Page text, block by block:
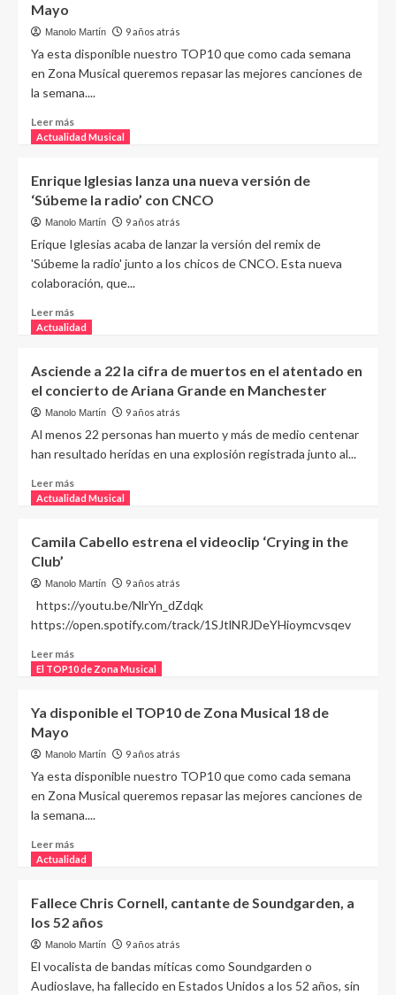
Mayo
Manolo Martín 9 años atrás
Ya esta disponible nuestro TOP10 que como cada semana
en Zona Musical queremos repasar las mejores canciones de
la semana....
Leer más
Actualidad Musical
Enrique Iglesias lanza una nueva versión de
‘Súbeme la radio’ con CNCO
Manolo Martín 9 años atrás
Erique Iglesias acaba de lanzar la versión del remix de
'Súbeme la radio' junto a los chicos de CNCO. Esta nueva
colaboración, que...
Leer más
Actualidad
Asciende a 22 la cifra de muertos en el atentado en
el concierto de Ariana Grande en Manchester
Manolo Martín 9 años atrás
Al menos 22 personas han muerto y más de medio centenar
han resultado heridas en una explosión registrada junto al...
Leer más
Actualidad Musical
Camila Cabello estrena el videoclip ‘Crying in the
Club’
Manolo Martín 9 años atrás
https://youtu.be/NlrYn_dZdqk
https://open.spotify.com/track/1SJtlNRJDeYHioymcvsqev
Leer más
El TOP10 de Zona Musical
Ya disponible el TOP10 de Zona Musical 18 de
Mayo
Manolo Martín 9 años atrás
Ya esta disponible nuestro TOP10 que como cada semana
en Zona Musical queremos repasar las mejores canciones de
la semana....
Leer más
Actualidad
Fallece Chris Cornell, cantante de Soundgarden, a
los 52 años
Manolo Martín 9 años atrás
El vocalista de bandas míticas como Soundgarden o
Audioslave, ha fallecido en Estados Unidos a los 52 años, sin